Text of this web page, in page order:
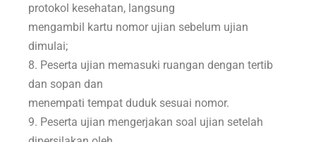
protokol kesehatan, langsung
mengambil kartu nomor ujian sebelum ujian
dimulai;
8. Peserta ujian memasuki ruangan dengan tertib
dan sopan dan
menempati tempat duduk sesuai nomor.
9. Peserta ujian mengerjakan soal ujian setelah